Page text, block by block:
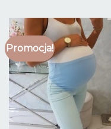
Promocja!